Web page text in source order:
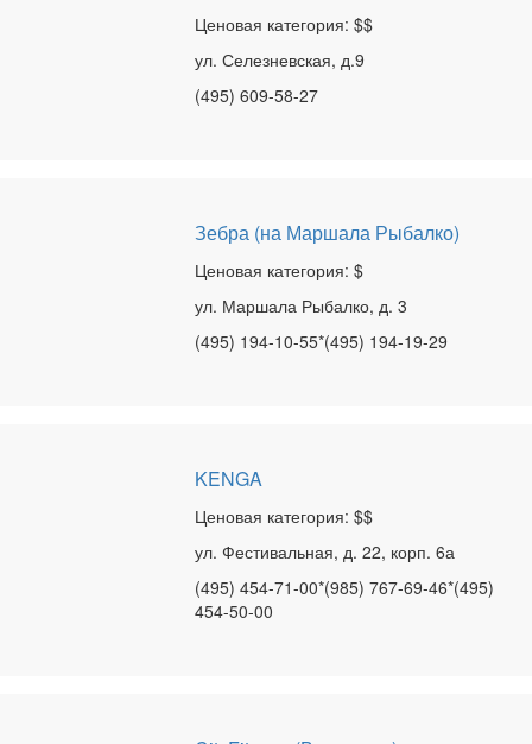
Ценовая категория: $$
ул. Селезневская, д.9
(495) 609-58-27
Зебра (на Маршала Рыбалко)
Ценовая категория: $
ул. Маршала Рыбалко, д. 3
(495) 194-10-55*(495) 194-19-29
KENGA
Ценовая категория: $$
ул. Фестивальная, д. 22, корп. 6а
(495) 454-71-00*(985) 767-69-46*(495)
454-50-00